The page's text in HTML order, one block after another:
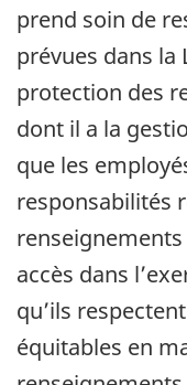
prend soin de
prévues dans la
protection des
dont il a la
que les
responsabilités
accès dans
qu’ils
équitables en